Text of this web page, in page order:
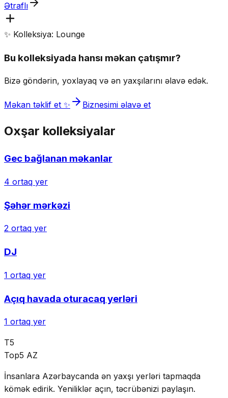
Ətraflı
✨ Kolleksiya: Lounge
Bu kolleksiyada hansı məkan çatışmır?
Bizə göndərin, yoxlayaq və ən yaxşılarını əlavə edək.
Məkan təklif et ✨ Biznesimi əlavə et
Oxşar kolleksiyalar
Gec bağlanan məkanlar
4 ortaq yer
Şəhər mərkəzi
2 ortaq yer
DJ
1 ortaq yer
Açıq havada oturacaq yerləri
1 ortaq yer
T5
Top5 AZ
İnsanlara Azərbaycanda ən yaxşı yerləri tapmaqda
kömək edirik. Yeniliklər açın, təcrübənizi paylaşın.